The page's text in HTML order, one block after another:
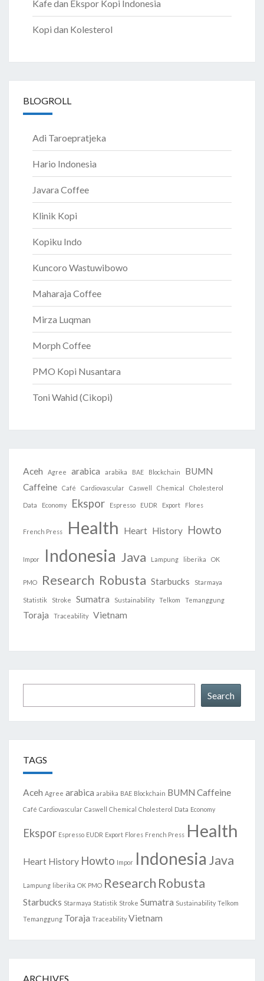
Kafe dan Ekspor Kopi Indonesia
Kopi dan Kolesterol
BLOGROLL
Adi Taroepratjeka
Hario Indonesia
Javara Coffee
Klinik Kopi
Kopiku Indo
Kuncoro Wastuwibowo
Maharaja Coffee
Mirza Luqman
Morph Coffee
PMO Kopi Nusantara
Toni Wahid (Cikopi)
Aceh Agree arabica arabika BAE Blockchain
BUMN
Caffeine
Café Cardiovascular Caswell Chemical Cholesterol
Data Economy Ekspor Espresso EUDR Export Flores
French Press Health Heart History Howto
Impor Indonesia Java Lampung liberika OK
PMO Research Robusta Starbucks Starmaya
Statistik Stroke Sumatra Sustainability Telkom Temanggung
Toraja Traceability Vietnam
Search
TAGS
Aceh Agree arabica arabika BAE Blockchain BUMN Caffeine
Café Cardiovascular Caswell Chemical Cholesterol Data Economy
Ekspor Espresso EUDR Export Flores French Press Health
Heart History Howto Impor Indonesia Java
Lampung liberika OK PMO Research Robusta
Starbucks Starmaya Statistik Stroke Sumatra Sustainability Telkom
Temanggung Toraja Traceability Vietnam
ARCHIVES